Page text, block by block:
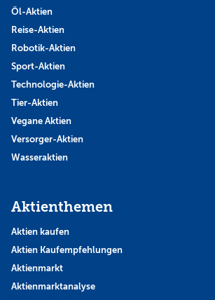
Öl-Aktien
Reise-Aktien
Robotik-Aktien
Sport-Aktien
Technologie-Aktien
Tier-Aktien
Vegane Aktien
Versorger-Aktien
Wasseraktien
Aktienthemen
Aktien kaufen
Aktien Kaufempfehlungen
Aktienmarkt
Aktienmarktanalyse